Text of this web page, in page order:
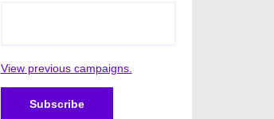
View previous campaigns.